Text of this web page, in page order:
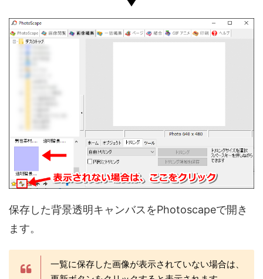
保存した背景透明キャンバスをPhotoscapeで開き
ます。
一覧に保存した画像が表示されていない場合は、